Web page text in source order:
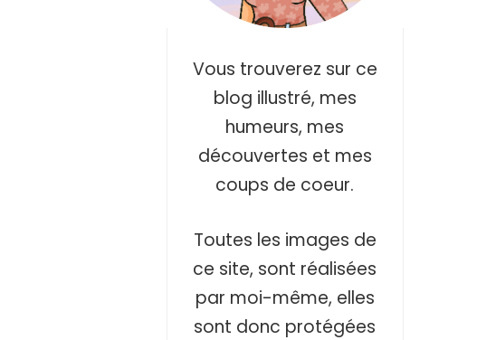
Vous trouverez sur ce
blog illustré, mes
humeurs, mes
découvertes et mes
coups de coeur.
Toutes les images de
ce site, sont réalisées
par moi-même, elles
sont donc protégées